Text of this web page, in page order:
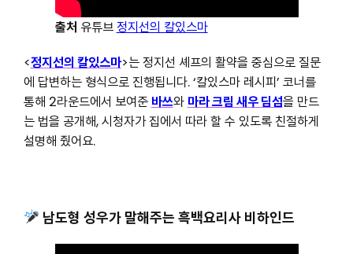
출처 유튜브정지선의 칼있스마
<정지선의 칼있스마>는 정지선 셰프의 활약을 중심으로 질문
에 답변하는 형식으로 진행됩니다. ‘칼있스마 레시피’ 코너를
통해 2라운드에서 보여준 바쓰와 마라 크림 새우 딤섬을 만드
는 법을 공개해, 시청자가 집에서 따라 할 수 있도록 친절하게
설명해 줬어요.
남도형 성우가 말해주는 흑백요리사 비하인드